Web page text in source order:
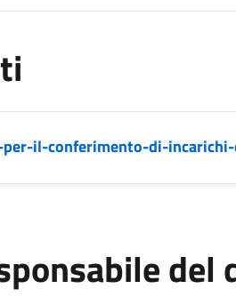
il-conferimento-di-
del